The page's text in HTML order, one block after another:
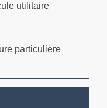
utilitaire
particulière